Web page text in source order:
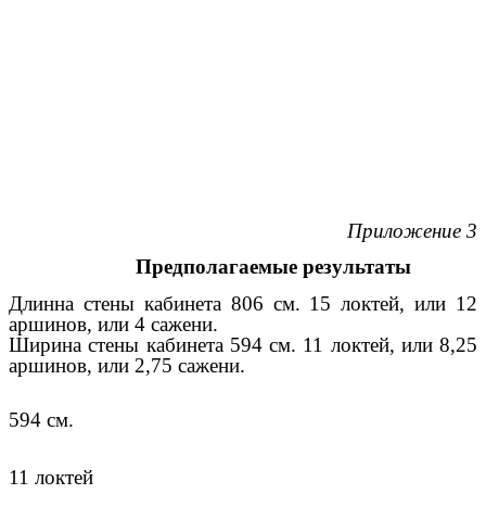
Приложение 3
Предполагаемые результаты
Длинна стены кабинета 806 см. 15 локтей, или 12
аршинов, или 4 сажени.
Ширина стены кабинета 594 см. 11 локтей, или 8,25
аршинов, или 2,75 сажени.
594 см.
11 локтей